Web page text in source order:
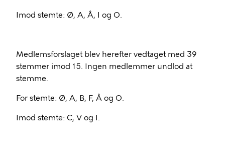
Imod stemte: Ø, A, Å, I og O.
Medlemsforslaget blev herefter vedtaget med 39
stemmer imod 15. Ingen medlemmer undlod at
stemme.
For stemte: Ø, A, B, F, Å og O.
Imod stemte: C, V og I.